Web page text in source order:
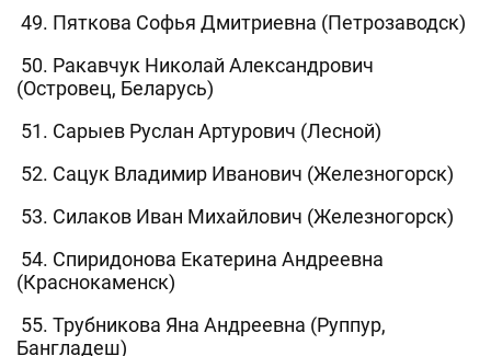
49. Пяткова Софья Дмитриевна (Петрозаводск)
50. Ракавчук Николай Александрович
(Островец, Беларусь)
51. Сарыев Руслан Артурович (Лесной)
52. Сацук Владимир Иванович (Железногорск)
53. Силаков Иван Михайлович (Железногорск)
54. Спиридонова Екатерина Андреевна
(Краснокаменск)
55. Трубникова Яна Андреевна (Руппур,
Бангладеш)